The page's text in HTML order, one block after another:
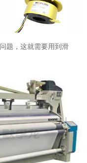
题，这就需要用到 滑